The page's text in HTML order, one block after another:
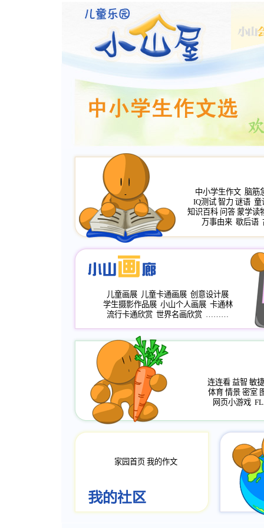
中小学生作文 脑筋
IQ测试 智力 谜语 童
知识百科 问答 蒙学读
万事由来 歇后语
儿童画展 儿童卡通画展 创意设计展
学生摄影作品展 小山个人画展 卡通林
流行卡通欣赏 世界名画欣赏 ………
连连看 益智 敏捷
体育 情景 密室
网页小游戏
家园首页 我的作文